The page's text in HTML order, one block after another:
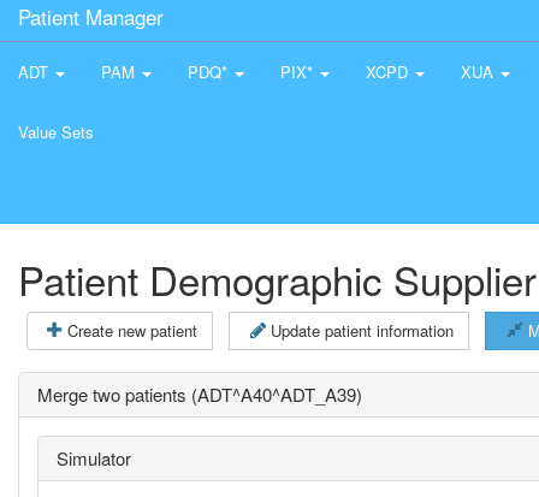
Patient Manager
ADT PAM PDQ* PIX* XCPD XUA
Value Sets
Patient Demographic Supplier
Create new patient Update patient information
Merge two patients (ADT^A40^ADT_A39)
Simulator